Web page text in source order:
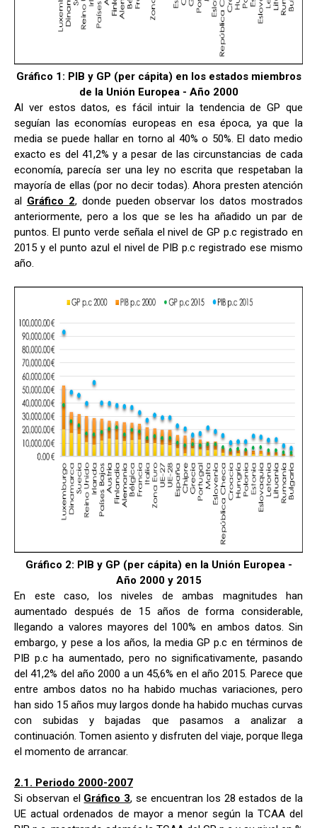
Gráfico 1: PIB y GP (per cápita) en los estados miembros
de la Unión Europea - Año 2000
Al ver estos datos, es fácil intuir la tendencia de GP que
seguían las economías europeas en esa época, ya que la
media se puede hallar en torno al 40% o 50%. El dato medio
exacto es del 41,2% y a pesar de las circunstancias de cada
economía, parecía ser una ley no escrita que respetaban la
mayoría de ellas (por no decir todas). Ahora presten atención
al Gráfico 2, donde pueden observar los datos mostrados
anteriormente, pero a los que se les ha añadido un par de
puntos. El punto verde señala el nivel de GP p.c registrado en
2015 y el punto azul el nivel de PIB p.c registrado ese mismo
año.
Gráfico 2: PIB y GP (per cápita) en la Unión Europea -
Año 2000 y 2015
En este caso, los niveles de ambas magnitudes han
aumentado después de 15 años de forma considerable,
llegando a valores mayores del 100% en ambos datos. Sin
embargo, y pese a los años, la media GP p.c en términos de
PIB p.c ha aumentado, pero no significativamente, pasando
del 41,2% del año 2000 a un 45,6% en el año 2015. Parece que
entre ambos datos no ha habido muchas variaciones, pero
han sido 15 años muy largos donde ha habido muchas curvas
con subidas y bajadas que pasamos a analizar a
continuación. Tomen asiento y disfruten del viaje, porque llega
el momento de arrancar.
2.1. Periodo 2000-2007
Si observan el Gráfico 3, se encuentran los 28 estados de la
UE actual ordenados de mayor a menor según la TCAA del